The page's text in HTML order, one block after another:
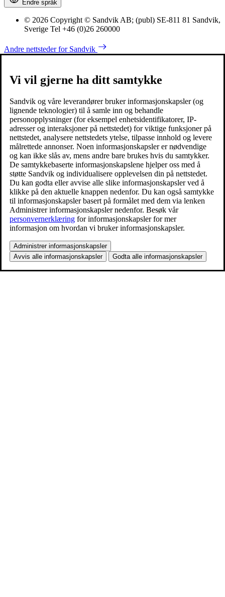
Endre språk
© 2026 Copyright © Sandvik AB; (publ) SE-811 81 Sandvik,
Sverige Tel +46 (0)26 260000
Andre nettsteder for Sandvik
Vi vil gjerne ha ditt samtykke
Sandvik og våre leverandører bruker informasjonskapsler (og
lignende teknologier) til å samle inn og behandle
personopplysninger (for eksempel enhetsidentifikatorer, IP-
adresser og interaksjoner på nettstedet) for viktige funksjoner på
nettstedet, analysere nettstedets ytelse, tilpasse innhold og levere
målrettede annonser. Noen informasjonskapsler er nødvendige
og kan ikke slås av, mens andre bare brukes hvis du samtykker.
De samtykkebaserte informasjonskapslene hjelper oss med å
støtte Sandvik og individualisere opplevelsen din på nettstedet.
Du kan godta eller avvise alle slike informasjonskapsler ved å
klikke på den aktuelle knappen nedenfor. Du kan også samtykke
til informasjonskapsler basert på formålet med dem via lenken
Administrer informasjonskapsler nedenfor. Besøk vår
personvernerklæring for informasjonskapsler for mer
informasjon om hvordan vi bruker informasjonskapsler.
Administrer informasjonskapsler
Avvis alle informasjonskapsler
Godta alle informasjonskapsler